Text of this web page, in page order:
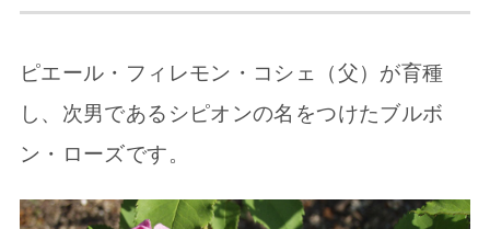
ピエール・フィレモン・コシェ（父）が育種
し、次男であるシピオンの名をつけたブルボ
ン・ローズです。